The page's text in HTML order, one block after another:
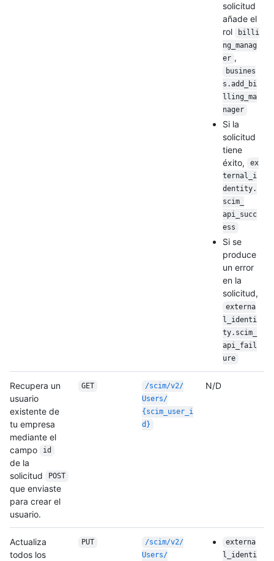
solicitud
añade el
rol
billi
ng_manag
er ,
busines
s.add_bi
lling_ma
nager
Si la
solicitud
tiene
éxito,
ex
ternal_i
dentity.
scim_
api_succ
ess
Si se
produce
un error
en la
solicitud,
externa
l_identi
ty.scim_
api_fail
ure
Recupera un
usuario
existente de
tu empresa
mediante el
campo
id
de la
solicitud
POST
que enviaste
para crear el
usuario.
GET /scim/v2/
Users/
{scim_user_i
d}
N/D
Actualiza
todos los
PUT /scim/v2/
Users/
externa
l_identi